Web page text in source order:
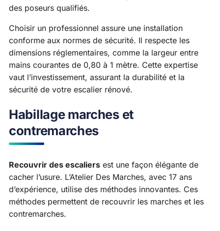
des poseurs qualifiés.
Choisir un professionnel assure une installation
conforme aux normes de sécurité. Il respecte les
dimensions réglementaires, comme la largeur entre
mains courantes de 0,80 à 1 mètre. Cette expertise
vaut l’investissement, assurant la durabilité et la
sécurité de votre escalier rénové.
Habillage marches et
contremarches
Recouvrir des escaliers est une façon élégante de
cacher l’usure. L’Atelier Des Marches, avec 17 ans
d’expérience, utilise des méthodes innovantes. Ces
méthodes permettent de recouvrir les marches et les
contremarches.